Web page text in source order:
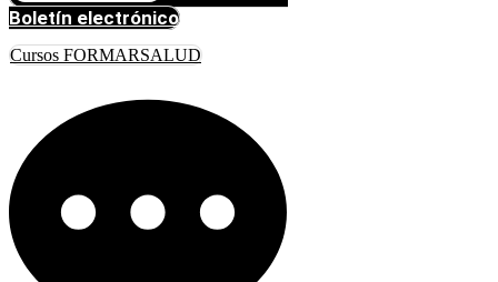
Boletín electrónico
Cursos FORMARSALUD